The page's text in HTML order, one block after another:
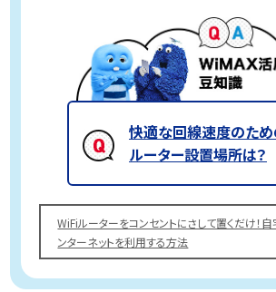
快適な回線速度のた
ルーター設置場所は？
WiFiルーターをコンセントにさして置くだけ！
ンターネットを利用する方法